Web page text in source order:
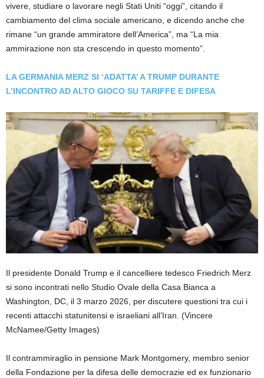
vivere, studiare o lavorare negli Stati Uniti “oggi”, citando il
cambiamento del clima sociale americano, e dicendo anche che
rimane “un grande ammiratore dell’America”, ma “La mia
ammirazione non sta crescendo in questo momento”.
LA GERMANIA MERZ SI ‘ADATTA’ A TRUMP DURANTE
L’INCONTRO AD ALTO GIOCO SU TARIFFE E DIFESA
Il presidente Donald Trump e il cancelliere tedesco Friedrich Merz
si sono incontrati nello Studio Ovale della Casa Bianca a
Washington, DC, il 3 marzo 2026, per discutere questioni tra cui i
recenti attacchi statunitensi e israeliani all’Iran. (Vincere
McNamee/Getty Images)
Il contrammiraglio in pensione Mark Montgomery, membro senior
della Fondazione per la difesa delle democrazie ed ex funzionario